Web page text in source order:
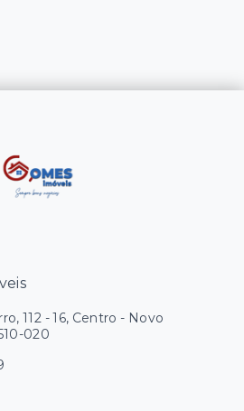
112 - 16, Centro - Novo
020